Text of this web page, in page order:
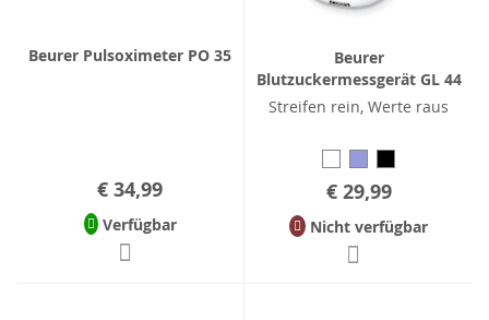
Beurer Pulsoximeter PO 35
€ 34,99
Verfügbar
Beurer
Blutzuckermessgerät GL 44
Streifen rein, Werte raus
€ 29,99
Nicht verfügbar